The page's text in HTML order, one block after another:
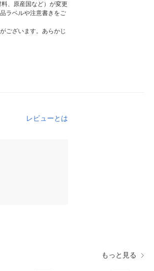
、原産国など）が変更
ラベルや注意書きをご
ございます。あらかじ
レビューとは
もっと見る